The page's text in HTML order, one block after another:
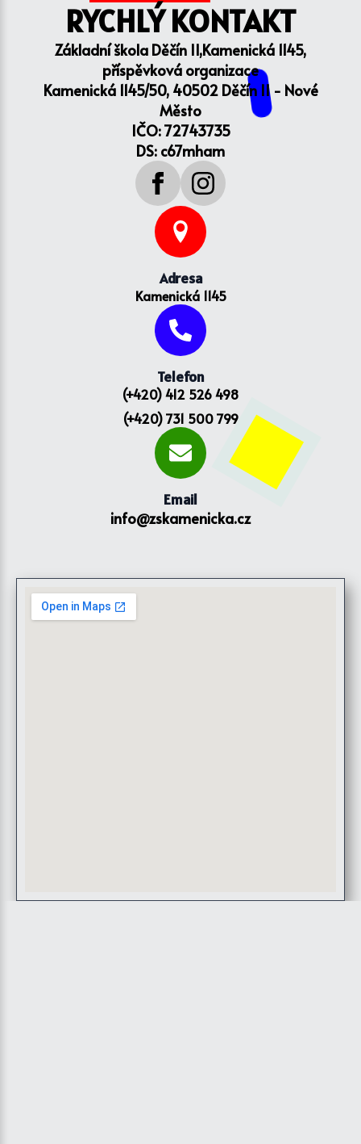
RYCHLÝ KONTAKT
Základní škola Děčín II,Kamenická 1145,
příspěvková organizace
Kamenická 1145/50, 40502 Děčín II - Nové
Město
IČO: 72743735
DS: c67mham
Adresa
Kamenická 1145
Telefon
(+420) 412 526 498
(+420) 731 500 799
Email
info@zskamenicka.cz